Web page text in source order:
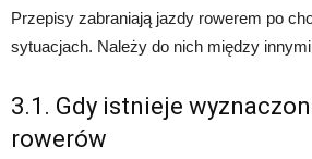
Przepisy zabraniają jazdy rowerem po
sytuacjach. Należy do nich między
3.1. Gdy istnieje
rowerów